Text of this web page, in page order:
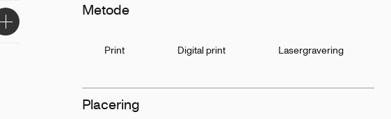
Metode
Print Digital print Lasergravering
Placering